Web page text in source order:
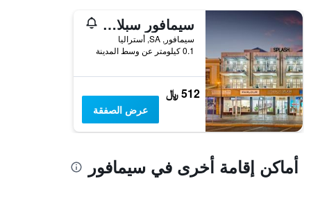
سيمافور سبلاش أبارتمنتس
سيمافور, SA, أستراليا
0.1 كيلومتر عن وسط المدينة
512 ﷼
عرض الصفقة
أماكن إقامة أخرى في سيمافور